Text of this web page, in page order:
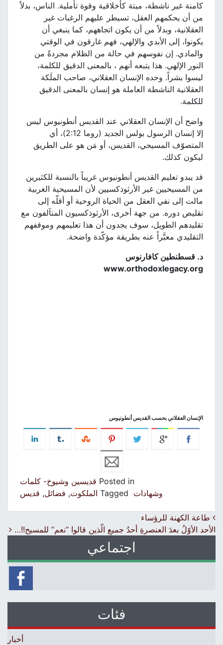
كامنة غير ناشطة، ميتة كأخلاقية وقوة تأملية. الناس، بدلاً
من أن يحكمهم العقل، تسيطر عليهم الرغبات غير
العقلانية، وبدلاً من أن يكون اتجاههم، كما ينبغي أن
يكونوا، إلى الأبدي والإلهي، فهم غارقون في الوقتي
والمادي. إن نفوسهم في حالة من الظلام مجردةً من
النور الإلهي. هذا يتبعه أنهم ، بالمعنى الدقيق للكلمة،
ليسوا بشراً. وحده الإنسان العقلاني، صاحب الملَكة
العقلانية الناشطة العاملة هو إنسان بالمعنى الدقيق
للكلمة.
واضح أن الإنسان العقلاني عند القديس أنطونيوس ليس
إلا إنسان الرسول بولس الجديد (روما 2:12)، أي
المتصوّف المسيحي، القديس، أو مَن هو على الطريق
ليكون كذلك.
قد يبدو تعليم القديس أنطونيوس غريباً بالنسبة للكثيرين
من المسيحيين غير الأرثوذكسيين لأن المسيحية الغربية
مالت إلى نفي العقل من الحياة الروحية أو أقلّه إلى
تقليص دوره. من جهة أخرى، الأرثوذكسيون المتآلفون مع
تقليدهم الطويل، سوف يجدون أن هذا تعليمهم وموقفهم
التقليدي معبَّراً عنه بطريقة مؤكّدة واضحة.
.قسطنطين كافارنوس
www.orthodoxlegacy.org
الإنسان العقلاني بحسب القديس أنطونيوس
Posted in قديسين وشيوخ- كلمات
وشهادات Tagged الملكوت,فضائل, قديس
Post navigation
طاعة الكهنة للرؤساء
الأحد الأوّلُ بعدَ العنصرةِ أحدُ جميعِ الّذين قالوا “نعم” للمسيح!!…
اجتماعي
فئات
أخبار